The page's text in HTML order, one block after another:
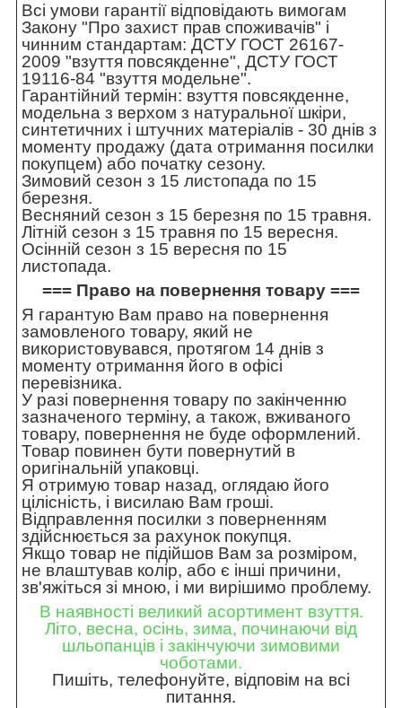
Всі умови гарантії відповідають вимогам
Закону "Про захист прав споживачів" і
чинним стандартам: ДСТУ ГОСТ 26167-
2009 "взуття повсякденне", ДСТУ ГОСТ
19116-84 "взуття модельне".
Гарантійний термін: взуття повсякденне,
модельна з верхом з натуральної шкіри,
синтетичних і штучних матеріалів - 30 днів з
моменту продажу (дата отримання посилки
покупцем) або початку сезону.
Зимовий сезон з 15 листопада по 15
березня.
Весняний сезон з 15 березня по 15 травня.
Літній сезон з 15 травня по 15 вересня.
Осінній сезон з 15 вересня по 15
листопада.
=== Право на повернення товару ===
Я гарантую Вам право на повернення
замовленого товару, який не
використовувався, протягом 14 днів з
моменту отримання його в офісі
перевізника.
У разі повернення товару по закінченню
зазначеного терміну, а також, вживаного
товару, повернення не буде оформлений.
Товар повинен бути повернутий в
оригінальній упаковці.
Я отримую товар назад, оглядаю його
цілісність, і висилаю Вам гроші.
Відправлення посилки з поверненням
здійснюється за рахунок покупця.
Якщо товар не підійшов Вам за розміром,
не влаштував колір, або є інші причини,
зв'яжіться зі мною, і ми вирішимо проблему.
В наявності великий асортимент взуття.
Літо, весна, осінь, зима, починаючи від
шльопанців і закінчуючи зимовими
чоботами.
Пишіть, телефонуйте, відповім на всі
питання.